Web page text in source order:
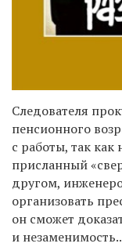
Следователя
пенсионного
с работы, так как
присланный
другом,
организовать
он сможет
и